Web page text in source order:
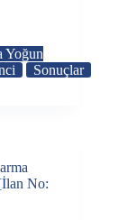
Yoğun
Sonuçlar
No: